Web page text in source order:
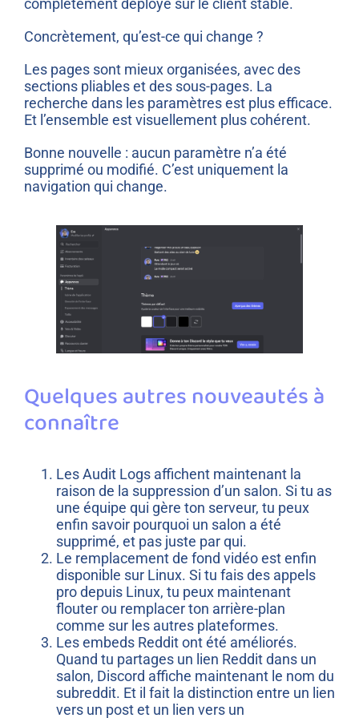
Concrètement, qu’est-ce qui change ?
Les pages sont mieux organisées, avec des
sections pliables et des sous-pages. La
recherche dans les paramètres est plus efficace.
Et l’ensemble est visuellement plus cohérent.
Bonne nouvelle : aucun paramètre n’a été
supprimé ou modifié. C’est uniquement la
navigation qui change.
Quelques autres nouveautés à
connaître
Les Audit Logs affichent maintenant la
raison de la suppression d’un salon. Si tu as
une équipe qui gère ton serveur, tu peux
enfin savoir pourquoi un salon a été
supprimé, et pas juste par qui.
Le remplacement de fond vidéo est enfin
disponible sur Linux. Si tu fais des appels
pro depuis Linux, tu peux maintenant
flouter ou remplacer ton arrière-plan
comme sur les autres plateformes.
Les embeds Reddit ont été améliorés.
Quand tu partages un lien Reddit dans un
salon, Discord affiche maintenant le nom du
subreddit. Et il fait la distinction entre un lien
vers un post et un lien vers un